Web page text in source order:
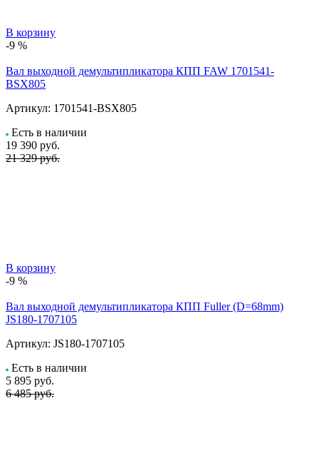
В корзину
-9 %
Вал выходной демультипликатора КПП FAW 1701541-
BSX805
Артикул: 1701541-BSX805
Есть в наличии
19 390 руб.
21 329 руб.
В корзину
-9 %
Вал выходной демультипликатора КПП Fuller (D=68mm)
JS180-1707105
Артикул: JS180-1707105
Есть в наличии
5 895 руб.
6 485 руб.